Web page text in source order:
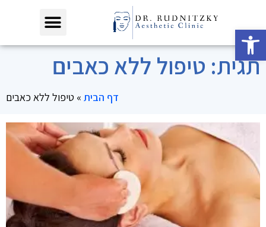
פתח סרגל נגישות
תגית: טיפול ללא כאבים
דף הבית » טיפול ללא כאבים